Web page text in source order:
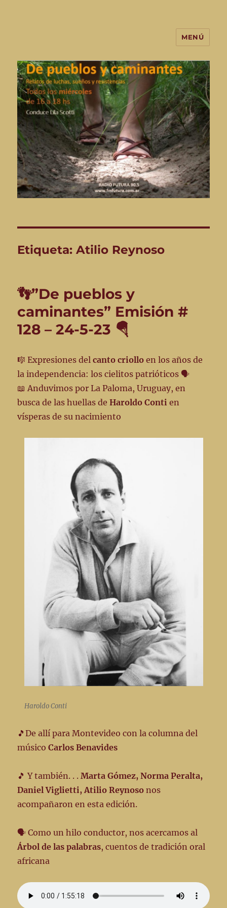
De Pueblos y Caminantes-
programa de radio
MENÚ
Etiqueta:Atilio Reynoso
👣”De pueblos y
caminantes” Emisión #
128 – 24-5-23 🪂
🎼 Expresiones delcanto criollo en los años de
la independencia: los cielitos patrióticos 🗣️
📖 Anduvimos por La Paloma, Uruguay, en
busca de las huellas deHaroldo Conti en
vísperas de su nacimiento
Haroldo Conti
🎵De allí para Montevideo con la columna del
músicoCarlos Benavides
🎵 Y también. . .Marta Gómez, Norma Peralta,
Daniel Viglietti, Atilio Reynosonos
acompañaron en esta edición.
🗣️ Como un hilo conductor, nos acercamos al
Árbol de las palabras, cuentos de tradición oral
africana